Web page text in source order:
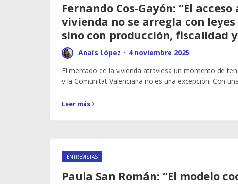
Fernando Cos-Gayón: “El acceso
vivienda no se arregla con leyes
sino con producción, fiscalidad
Anaïs López · 4 noviembre 2025
El mercado de la vivienda atraviesa un momento de
y la Comunitat Valenciana no es una excepción. Con
Leer más
ENTREVISTAS
Paula San Román: “El modelo